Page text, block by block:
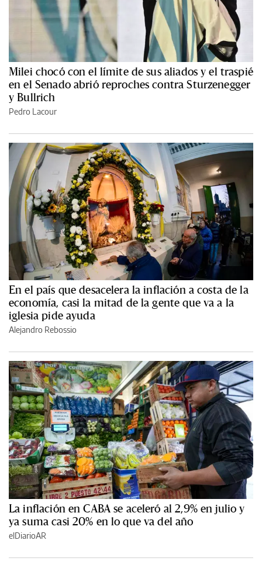
Milei chocó con el límite de sus aliados y el traspié
en el Senado abrió reproches contra Sturzenegger
y Bullrich
Pedro Lacour
En el país que desacelera la inflación a costa de la
economía, casi la mitad de la gente que va a la
iglesia pide ayuda
Alejandro Rebossio
La inflación en CABA se aceleró al 2,9% en julio y
ya suma casi 20% en lo que va del año
elDiarioAR